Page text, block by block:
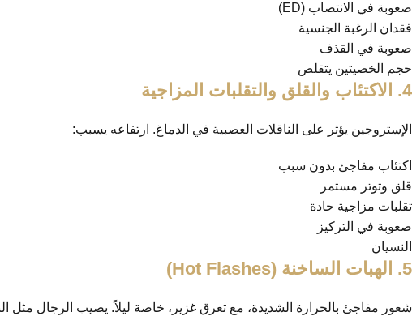
صعوبة في الانتصاب (ED)
فقدان الرغبة الجنسية
صعوبة في القذف
حجم الخصيتين يتقلص
4. الاكتئاب والقلق والتقلبات المزاجية
الإستروجين يؤثر على الناقلات العصبية في الدماغ. ارتفاعه يسبب:
اكتئاب مفاجئ بدون سبب
قلق وتوتر مستمر
تقلبات مزاجية حادة
صعوبة في التركيز
النسيان
5. الهبات الساخنة (Hot Flashes)
شعور مفاجئ بالحرارة الشديدة، مع تعرق غزير، خاصة ليلاً. يصيب الرجال مثل